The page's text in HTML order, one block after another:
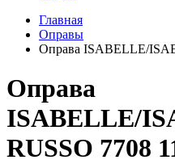
Главная
Оправы
Оправа ISABELLE/
Оправа
ISABELLE/
RUSSO 7708